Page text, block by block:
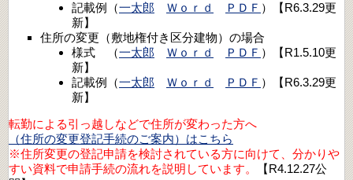
記載例（一太郎 Ｗｏｒｄ ＰＤＦ ）【R6.3.29更
新】
住所の変更（敷地権付き区分建物）の場合
様式 （一太郎 Ｗｏｒｄ ＰＤＦ ）【R1.5.10更
新】
記載例（一太郎 Ｗｏｒｄ ＰＤＦ ）【R6.3.29更
新】
転勤による引っ越しなどで住所が変わった方へ
（住所の変更登記手続のご案内）はこちら
※住所変更の登記申請を検討されている方に向けて、分かりや
すい資料で申請手続の流れを説明しています。
【R4.12.27公